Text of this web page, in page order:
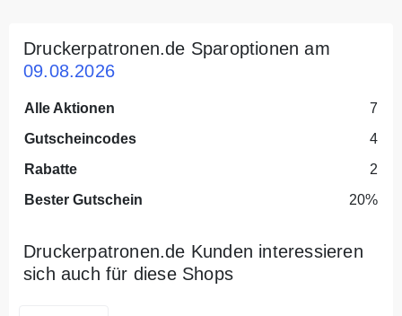
Druckerpatronen.de Sparoptionen am
09.08.2026
Alle Aktionen
7
Gutscheincodes
4
Rabatte
2
Bester Gutschein
20%
Druckerpatronen.de Kunden interessieren
sich auch für diese Shops